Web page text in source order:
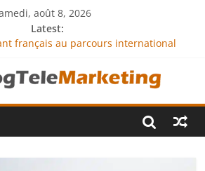
août 8, 2026
Latest:
français au parcours international
: comment l’entreprise se
?
au service de l’indépendance
éducative comme moteur de